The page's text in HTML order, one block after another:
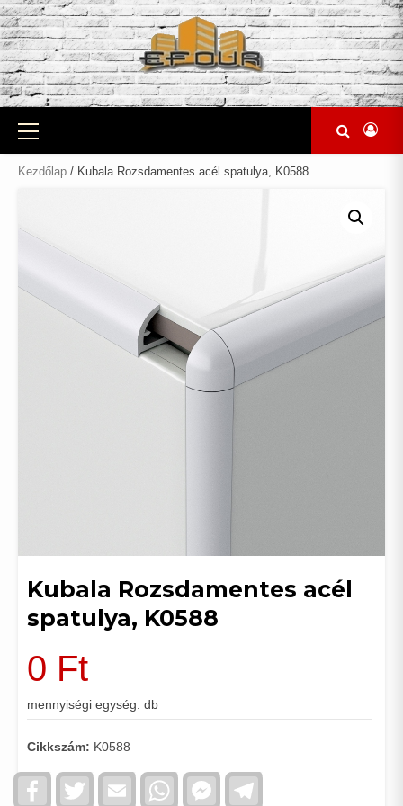
Skip
to
content
Primary
Menu
Kezdőlap / Kubala Rozsdamentes acél spatulya, K0588
Kubala Rozsdamentes acél
spatulya, K0588
0 Ft
mennyiségi egység: db
Cikkszám: K0588
FacebookTwitter Email WhatsAppFacebook
Messenger